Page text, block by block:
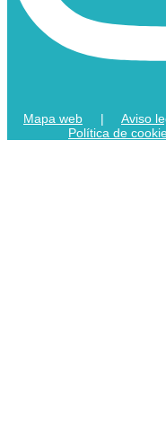
Mapa web | Aviso
Política de